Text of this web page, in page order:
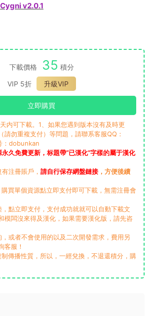
Cygni v2.0.1
下載價格 35 積分
VIP 5折
升級VIP
立即購買
内可下載。1、如果您遇到版本沒有及時更
請勿重複支付）等問題，請聯系客服QQ：
：dobunkan
久免費更新，标題帶“已漢化”字樣的屬于漢化
注冊賬戶， 請自行保存網盤鏈接 ，方便後續
買單個資源點立即支付即可下載，無需注冊會
點立即支付，支付成功就就可以自動下載文
模闆沒來得及漢化，如果需要漢化版，請先咨
或者不會使用的以及二次開發需求，費用另
客服！
傳播性質，所以，一經兌換，不退還積分，購